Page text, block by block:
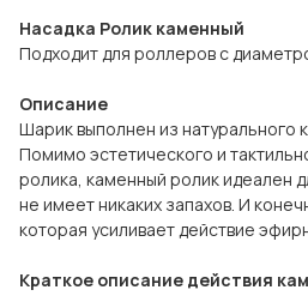
Насадка Ролик каменный
Подходит для роллеров с
Описание
Шарик выполнен из натурального
Помимо эстетического и
ролика, каменный ролик идеален
не имеет никаких запахов. И
которая усиливает действие
Краткое описание действия